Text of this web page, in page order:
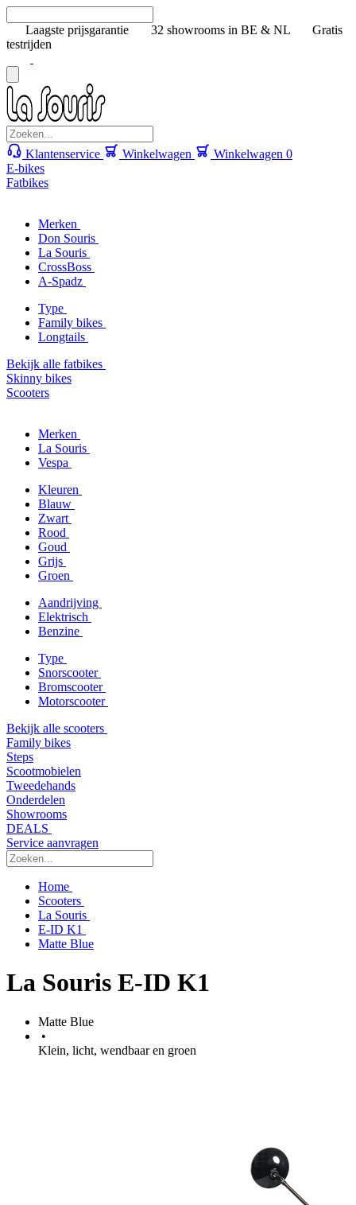
Laagste prijsgarantie 32 showrooms in BE & NL
Gratis
testrijden
Klantenservice Winkelwagen Winkelwagen 0
E-bikes
Fatbikes
Merken
Don Souris
La Souris
CrossBoss
A-Spadz
Type
Family bikes
Longtails
Bekijk alle fatbikes
Skinny bikes
Scooters
Merken
La Souris
Vespa
Kleuren
Blauw
Zwart
Rood
Goud
Grijs
Groen
Aandrijving
Elektrisch
Benzine
Type
Snorscooter
Bromscooter
Motorscooter
Bekijk alle scooters
Family bikes
Steps
Scootmobielen
Tweedehands
Onderdelen
Showrooms
DEALS
Service aanvragen
Home
Scooters
La Souris
E-ID K1
Matte Blue
La Souris E-ID K1
Matte Blue
•
Klein, licht, wendbaar en groen